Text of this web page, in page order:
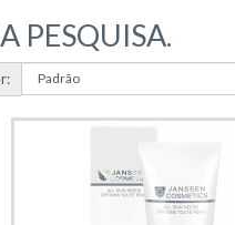
PESQUISA.